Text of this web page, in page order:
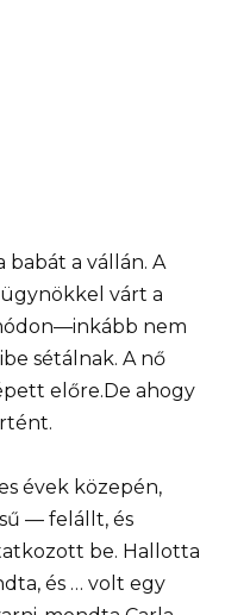
babát a vállán. A
várt a
nem
sétálnak. A nő
előre.De ahogy
évek közepén,
— felállt, és
be. Hallotta
és … volt egy